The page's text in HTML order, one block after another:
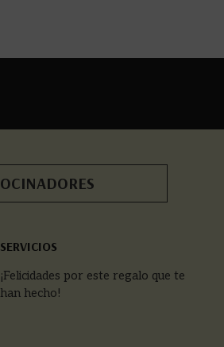
SERVICIOS
¡Felicidades por este regalo que te
han hecho!